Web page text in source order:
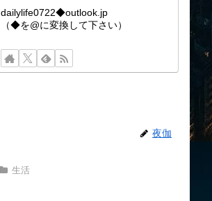
dailylife0722◆outlook.jp
（◆を@に変換して下さい）
夜伽
生活